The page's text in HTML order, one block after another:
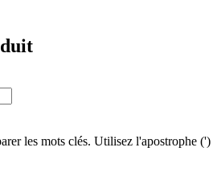
les mots clés. Utilisez l'apostrophe (')